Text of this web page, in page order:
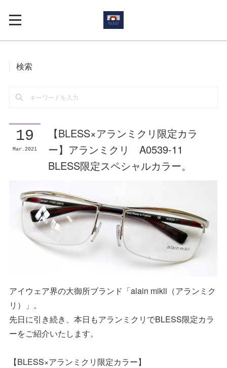
検索
19
Mar 2021
【BLESS×アランミクリ限定カラ
ー】アランミクリ A0539-11
BLESS限定スペシャルカラー。
アイウェア界の大御所ブランド「alain mikli（アランミク
リ）」。
先日に引き続き、本日もアランミクリでBLESS限定カラ
ーをご紹介いたします。
【BLESS×アランミクリ限定カラー】